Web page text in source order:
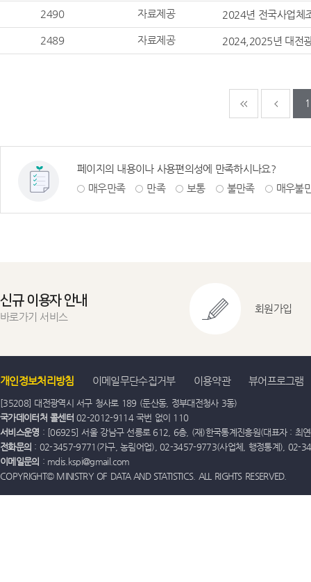
2490 자료제공 2024년 전국사업체
2489 자료제공 2024,2025년 대전
1
다음페이지마지
페이지의 내용이나 사용편의성에 만족하시나요?
매우만족
만족 보통 불만족 매우불
신규 이용자 안내
바로가기 서비스
회원가입
개인정보처리방침 이메일무단수집거부 이용약관 뷰어프로그램
[35208] 대전광역시 서구 청사로 189 (둔산동, 정부대전청사 3동)
국가데이터처 콜센터 02-2012-9114 국번 없이 110
서비스운영 : [06925] 서울 강남구 선릉로 612, 6층, (재)한국통계진흥원(대표자 : 최
전화문의 : 02-3457-9771(가구, 농림어업), 02-3457-9773(사업체, 행정통계), 02-
이메일문의 : mdis.kspi@gmail.com
COPYRIGHT© MINISTRY OF DATA AND STATISTICS. ALL RIGHTS RESERVED.